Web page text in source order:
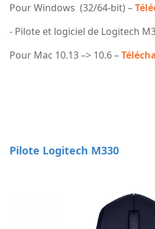
Pour Windows (32/64-bit) –
- Pilote et logiciel de Logitech
Pour Mac 10.13 –> 10.6 –
Pilote Logitech M330